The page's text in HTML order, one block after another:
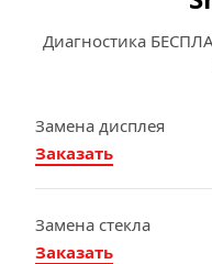
Диагностика
Замена дисплея
Заказать
Замена стекла
Заказать